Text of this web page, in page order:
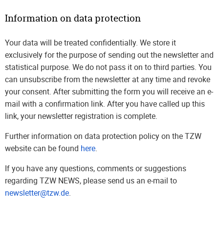
Information on data protection
Your data will be treated confidentially. We store it
exclusively for the purpose of sending out the newsletter and
statistical purpose. We do not pass it on to third parties. You
can unsubscribe from the newsletter at any time and revoke
your consent. After submitting the form you will receive an e-
mail with a confirmation link. After you have called up this
link, your newsletter registration is complete.
Further information on data protection policy on the TZW
website can be found here.
If you have any questions, comments or suggestions
regarding TZW NEWS, please send us an e-mail to
newsletter@tzw.de.